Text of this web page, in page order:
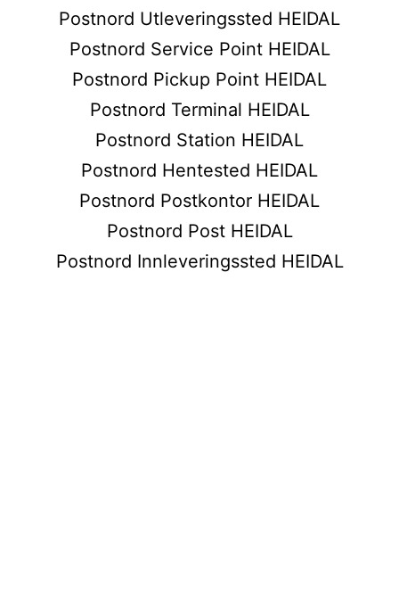
Postnord Utleveringssted HEIDAL
Postnord Service Point HEIDAL
Postnord Pickup Point HEIDAL
Postnord Terminal HEIDAL
Postnord Station HEIDAL
Postnord Hentested HEIDAL
Postnord Postkontor HEIDAL
Postnord Post HEIDAL
Postnord Innleveringssted HEIDAL